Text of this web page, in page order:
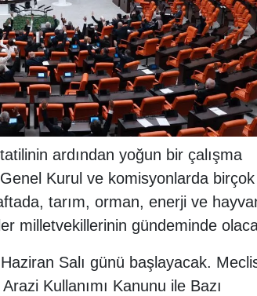
ardından yoğun bir çalışma
Kurul ve komisyonlarda birçok
tarım, orman, enerji ve
milletvekillerinin gündeminde
Salı günü başlayacak.
Kullanımı Kanunu ile Bazı